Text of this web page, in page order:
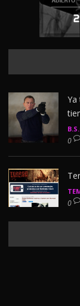
Ya
0
0